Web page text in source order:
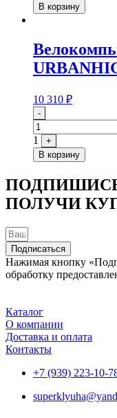
В корзину
10 310 ₽
Quantity
-
1
+
В корзину
ПОЛУЧИ
Подписаться
Нажимая кнопку
обработку
Каталог
О компании
Доставка и оплата
Контакты
+7 (939) 223-10-